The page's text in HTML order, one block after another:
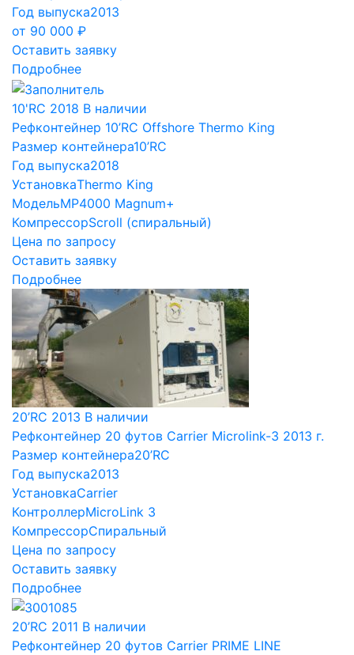
Год выпуска2013
от 90 000 ₽
Оставить заявку
Подробнее
10'RC 2018 В наличии
Рефконтейнер 10’RC Offshore Thermo King
Размер контейнера10’RC
Год выпуска2018
УстановкаThermo King
МодельМР4000 Magnum+
КомпрессорScroll (спиральный)
Цена по запросу
Оставить заявку
Подробнее
20’RC 2013 В наличии
Рефконтейнер 20 футов Carrier Microlink-3 2013 г.
Размер контейнера20’RC
Год выпуска2013
УстановкаCarrier
КонтроллерMicroLink 3
КомпрессорСпиральный
Цена по запросу
Оставить заявку
Подробнее
20’RC 2011 В наличии
Рефконтейнер 20 футов Carrier PRIME LINE